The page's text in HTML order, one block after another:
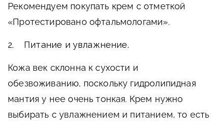
Рекомендуем покупать крем с отметкой
«Протестировано офтальмологами».
2. Питание и увлажнение.
Кожа век склонна к сухости и
обезвоживанию, поскольку гидролипидная
мантия у нее очень тонкая. Крем нужно
выбирать с увлажнением и питанием, то есть